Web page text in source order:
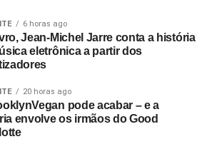
6 horas ago
Jean-Michel Jarre conta a história
eletrônica a partir dos
20 horas ago
pode acabar – e a
envolve os irmãos do Good